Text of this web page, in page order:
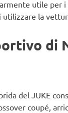
utile per
la
di
del JUKE
coupé,